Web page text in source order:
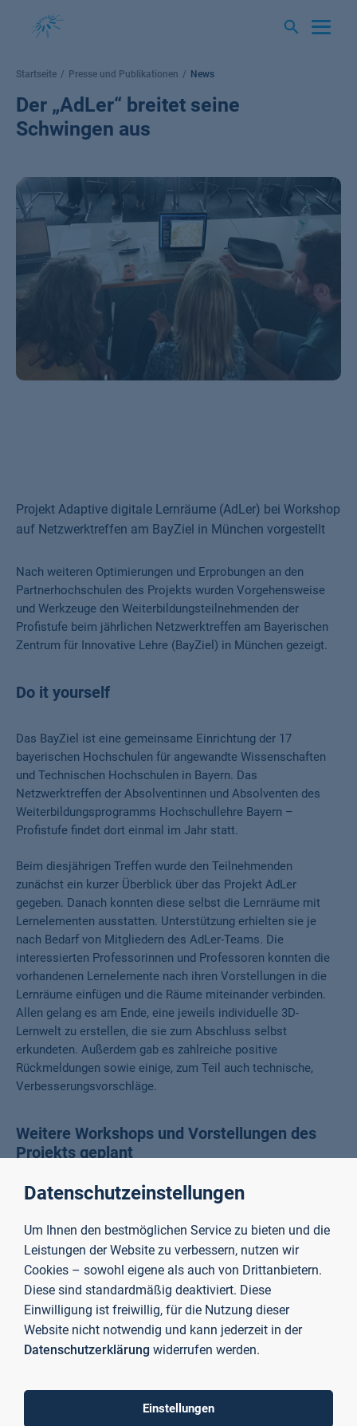
Startseite Presse und Publikationen News
Der „AdLer“ breitet seine
Schwingen aus
Projekt Adaptive digitale Lernräume (AdLer) bei Workshop
auf Netzwerktreffen am BayZiel in München vorgestellt
Nach weiteren Optimierungen und Erprobungen an den
Partnerhochschulen des Projekts wurden Vorgehensweise
und Werkzeuge den Weiterbildungsteilnehmenden der
Profistufe beim jährlichen Netzwerktreffen am Bayerischen
Zentrum für Innovative Lehre (BayZiel) in München gezeigt.
Do it yourself
Das BayZiel ist eine gemeinsame Einrichtung der 17
bayerischen Hochschulen für angewandte Wissenschaften
und Technischen Hochschulen in Bayern. Das
Netzwerktreffen der Absolventinnen und Absolventen des
Weiterbildungsprogramms Hochschullehre Bayern –
Profistufe findet dort einmal im Jahr statt.
Beim diesjährigen Treffen wurde den Teilnehmenden
zunächst ein kurzer Überblick über das Projekt AdLer
gegeben. Danach konnten diese selbst die Lernräume mit
Lernelementen ausstatten. Unterstützung erhielten sie je
nach Bedarf von Mitgliedern des AdLer-Teams. Die
interessierten Professorinnen und Professoren konnten die
vorhandenen Lernelemente nach ihren Vorstellungen in die
Lernräume einfügen und die Räume miteinander verbinden.
Allen gelang es am Ende, eine jeweils individuelle 3D-
Lernwelt zu erstellen, die sie zum Abschluss selbst
erkundeten. Außerdem gab es zahlreiche positive
Rückmeldungen sowie einige, zum Teil auch technische,
Verbesserungsvorschläge.
Weitere Workshops und Vorstellungen des
Projekts geplant
Mit der ersten öffentlich verfügbaren Version der Software
Verbundes zu erstellen und zu verwenden. Weitere
Vorstellungen und Workshops sind für die kommenden
Monate geplant – beispielhaft sei hier die Fachtagung der GI
Fachgruppe Bildungstechnologien (DELFI) genannt. Dabei
sollen zum einen interessierte Lehrende über die
Einsatzmöglichkeiten von AdLer informiert werden. Zum
anderen erhofft sich das Projektteam weitere Anregungen
An dem Projekt AdLer sind die TH Aschaffenburg, die
Datenschutzeinstellungen
Um Ihnen den bestmöglichen Service zu bieten und die
Leistungen der Website zu verbessern, nutzen wir
Cookies – sowohl eigene als auch von Drittanbietern.
Diese sind standardmäßig deaktiviert. Diese
Einwilligung ist freiwillig, für die Nutzung dieser
Website nicht notwendig und kann jederzeit in der
Datenschutzerklärung widerrufen werden.
Einstellungen